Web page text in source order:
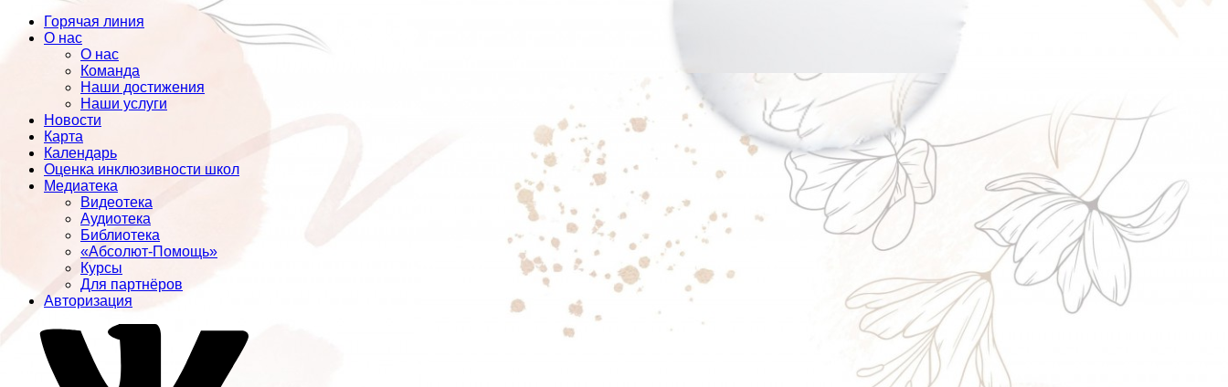
Горячая линия
О нас
О нас
Команда
Наши достижения
Наши услуги
Новости
Карта
Календарь
Оценка инклюзивности школ
Медиатека
Видеотека
Аудиотека
Библиотека
«Абсолют-Помощь»
Курсы
Для партнёров
Авторизация